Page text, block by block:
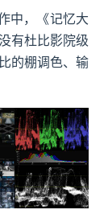
中，《记忆大
有杜比影院级
的棚调色、输